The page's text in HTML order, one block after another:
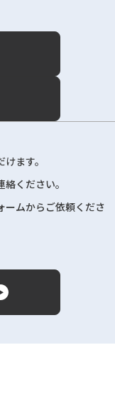
ます。
ください。
ームからご依頼くださ